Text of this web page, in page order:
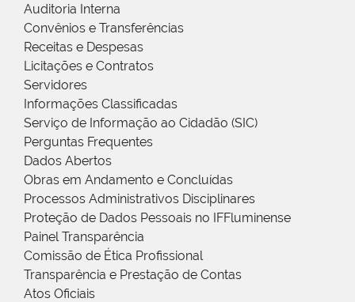
Auditoria Interna
Convênios e Transferências
Receitas e Despesas
Licitações e Contratos
Servidores
Informações Classificadas
Serviço de Informação ao Cidadão (SIC)
Perguntas Frequentes
Dados Abertos
Obras em Andamento e Concluídas
Processos Administrativos Disciplinares
Proteção de Dados Pessoais no IFFluminense
Painel Transparência
Comissão de Ética Profissional
Transparência e Prestação de Contas
Atos Oficiais